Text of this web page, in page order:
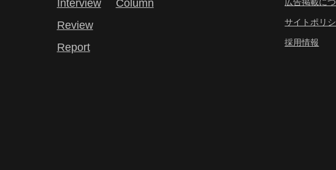
Interview
Review
Report
Column
サイトポリ
採用情報